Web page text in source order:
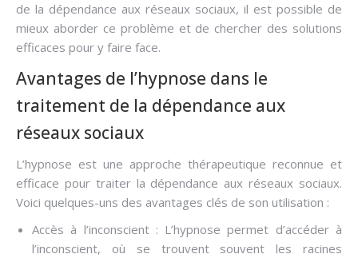
de la dépendance aux réseaux sociaux, il est possible de
mieux aborder ce problème et de chercher des solutions
efficaces pour y faire face.
Avantages de l’hypnose dans le
traitement de la dépendance aux
réseaux sociaux
L’hypnose est une approche thérapeutique reconnue et
efficace pour traiter la dépendance aux réseaux sociaux.
Voici quelques-uns des avantages clés de son utilisation :
Accès à l’inconscient : L’hypnose permet d’accéder à
l’inconscient, où se trouvent souvent les racines